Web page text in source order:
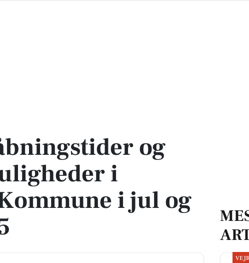
i Favrskov Kommune i jul og nytår 2025
og
i
i jul og